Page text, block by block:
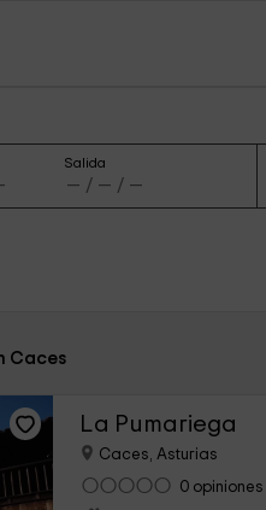
Salida
Caces
La Pumariega
Caces, Asturias
0 opiniones